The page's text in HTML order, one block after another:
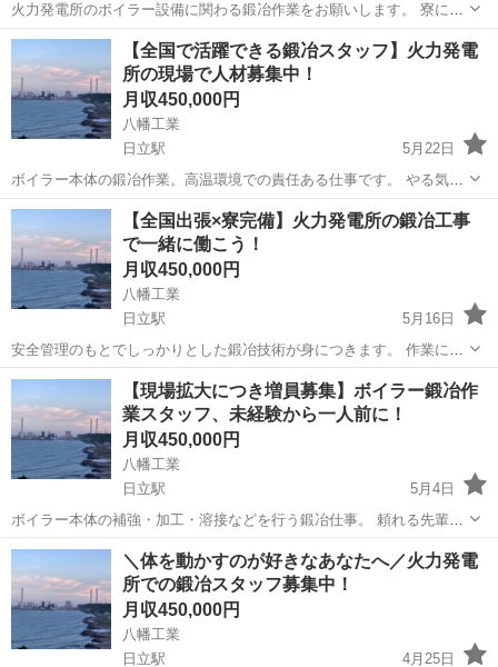
火力発電所のボイラー設備に関わる鍛冶作業をお願いします。 寮には
朝・夜の食事付き。身ひとつで新しい環境に飛び込めます。 資格取得
支援もあるので、キャリアアップも目指せます！ 仕事に対する姿勢を
何より重視しています。ぜひご連絡...
茨城 日立市 日立駅 鳶職
【全国で活躍できる鍛冶スタッフ】火力発電
所の現場で人材募集中！
月収450,000円
八幡工業
日立駅
5月22日
ボイラー本体の鍛冶作業。高温環境での責任ある仕事です。 やる気と
体力があれば、学歴や職歴は一切問いません！ 出張先では地域の名物
を楽しむチャンスも！？ まずは気軽にご応募ください。一緒に現場で
汗を流しましょう！
茨城 日立市 日立駅 鳶職 人材募集
【全国出張×寮完備】火力発電所の鍛冶工事
で一緒に働こう！
月収450,000円
八幡工業
日立駅
5月16日
安全管理のもとでしっかりとした鍛冶技術が身につきます。 作業に必
要なことは現場で一から教えます。経験ゼロからスタートOK！ 資格
取得支援もあるので、キャリアアップも目指せます！ 仕事に対する姿
勢を何より重視しています。ぜひご...
茨城 日立市 日立駅 鍛冶
【現場拡大につき増員募集】ボイラー鍛冶作
業スタッフ、未経験から一人前に！
月収450,000円
八幡工業
日立駅
5月4日
ボイラー本体の補強・加工・溶接などを行う鍛冶仕事。 頼れる先輩が
丁寧に指導するので未経験でも安心して始められます。 資格取得支援
もあるので、キャリアアップも目指せます！ まずは気軽にご応募くだ
さい。一緒に現場で汗を流しましょう！
茨城 日立市 日立駅 鳶職 未経験
＼体を動かすのが好きなあなたへ／火力発電
所での鍛冶スタッフ募集中！
月収450,000円
八幡工業
日立駅
4月25日